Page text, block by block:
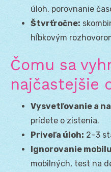
úloh, porovnanie
Štvrťročne:
hĺbkovým
Čomu sa
najčastejšie
Vysvetľovanie a
prídete o zistenia.
Priveľa úloh: 2–3
Ignorovanie
mobilných, test na